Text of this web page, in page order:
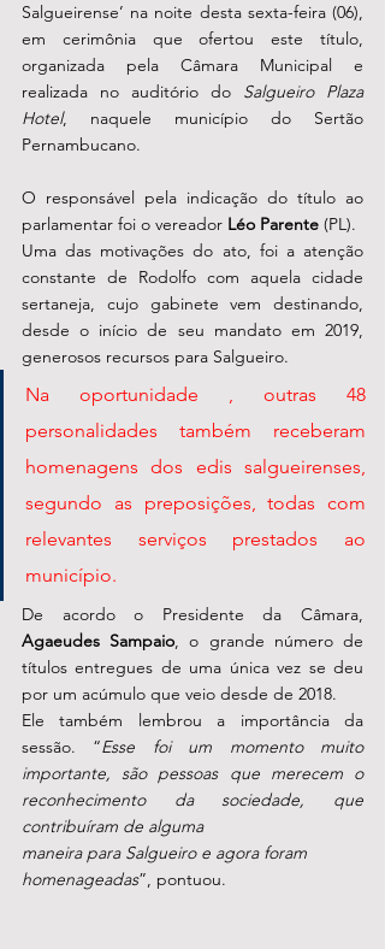
Salgueirense’ na noite desta sexta-feira (06),
em cerimônia que ofertou este título,
organizada pela Câmara Municipal e
realizada no auditório do Salgueiro Plaza
Hotel, naquele município do Sertão
Pernambucano.
O responsável pela indicação do título ao
parlamentar foi o vereador Léo Parente (PL).
Uma das motivações do ato, foi a atenção
constante de Rodolfo com aquela cidade
sertaneja, cujo gabinete vem destinando,
desde o início de seu mandato em 2019,
generosos recursos para Salgueiro.
Na oportunidade , outras 48
personalidades também receberam
homenagens dos edis salgueirenses,
segundo as preposições, todas com
relevantes serviços prestados ao
município.
Agaeudes Sampaio, o grande número de
títulos entregues de uma única vez se deu
por um acúmulo que veio desde de 2018.
Ele também lembrou a importância da
sessão. “Esse foi um momento muito
importante, são pessoas que merecem o
reconhecimento da sociedade, que
contribuíram de alguma
maneira para Salgueiro e agora foram
homenageadas”, pontuou.